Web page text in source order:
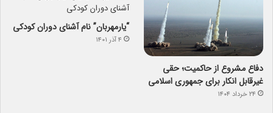
دفاع مشروع از حاکمیت؛ حقی
غیرقابل انکار برای جمهوری اسلامی
۲۴ خرداد ۱۴۰۴
“یارمهربان” نام آشنای دوران کودکی
۴ آذر ۱۴۰۱